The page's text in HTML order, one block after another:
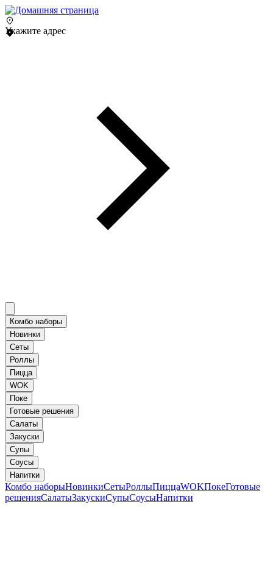
Укажите адрес
Комбо наборы
Новинки
Сеты
Роллы
Пицца
WOK
Поке
Готовые решения
Салаты
Закуски
Супы
Соусы
Напитки
Комбо наборыНовинкиСетыРоллыПиццаWOKПокеГотовые
решенияСалатыЗакускиСупыСоусыНапитки